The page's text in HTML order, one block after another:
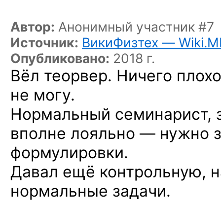
Автор: Анонимный участник #7
Источник: ВикиФизтех —
Опубликовано: 2018 г.
Вёл теорвер. Ничего
не могу.
Нормальный семинарист,
вполне лояльно — нужно
формулировки.
Давал ещё контрольную,
нормальные задачи.